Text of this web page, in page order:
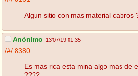
Algun sitio con mas material cabros
Anónimo 13/07/19 01:35
/#/ 8380
Es mas rica esta mina algo mas de
????